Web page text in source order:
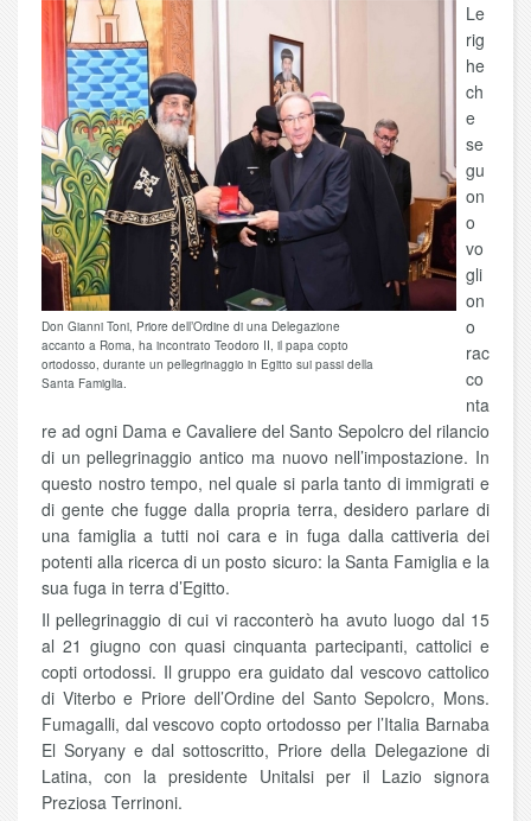
Don Gianni Toni, Priore dell’Ordine di una Delegazione
accanto a Roma, ha incontrato Teodoro II, il papa copto
ortodosso, durante un pellegrinaggio in Egitto sui passi della
Santa Famiglia.
Le
rig
he
ch
e
se
gu
on
o
vo
gli
on
o
rac
co
nta
re ad ogni Dama e Cavaliere del Santo Sepolcro del rilancio
di un pellegrinaggio antico ma nuovo nell’impostazione. In
questo nostro tempo, nel quale si parla tanto di immigrati e
di gente che fugge dalla propria terra, desidero parlare di
una famiglia a tutti noi cara e in fuga dalla cattiveria dei
potenti alla ricerca di un posto sicuro: la Santa Famiglia e la
sua fuga in terra d’Egitto.
Il pellegrinaggio di cui vi racconterò ha avuto luogo dal 15
al 21 giugno con quasi cinquanta partecipanti, cattolici e
copti ortodossi. Il gruppo era guidato dal vescovo cattolico
di Viterbo e Priore dell’Ordine del Santo Sepolcro, Mons.
Fumagalli, dal vescovo copto ortodosso per l’Italia Barnaba
El Soryany e dal sottoscritto, Priore della Delegazione di
Latina, con la presidente Unitalsi per il Lazio signora
Preziosa Terrinoni.